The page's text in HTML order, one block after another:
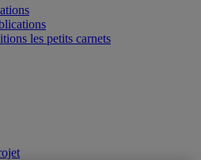
les petits carnets